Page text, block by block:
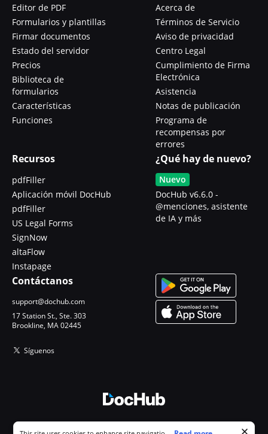
Editor de PDF
Formularios y plantillas
Firmar documentos
Estado del servidor
Precios
Biblioteca de
formularios
Características
Funciones
Acerca de
Términos de Servicio
Aviso de privacidad
Centro Legal
Cumplimiento de Firma
Electrónica
Asistencia
Notas de publicación
Programa de
recompensas por
errores
Recursos
pdfFiller
Aplicación móvil DocHub
pdfFiller
US Legal Forms
SignNow
altaFlow
Instapage
¿Qué hay de nuevo?
Nuevo
DocHub v6.6.0 -
@menciones, asistente
de IA y más
Contáctanos
support@dochub.com
17 Station St., Ste. 303
Brookline, MA 02445
Síguenos